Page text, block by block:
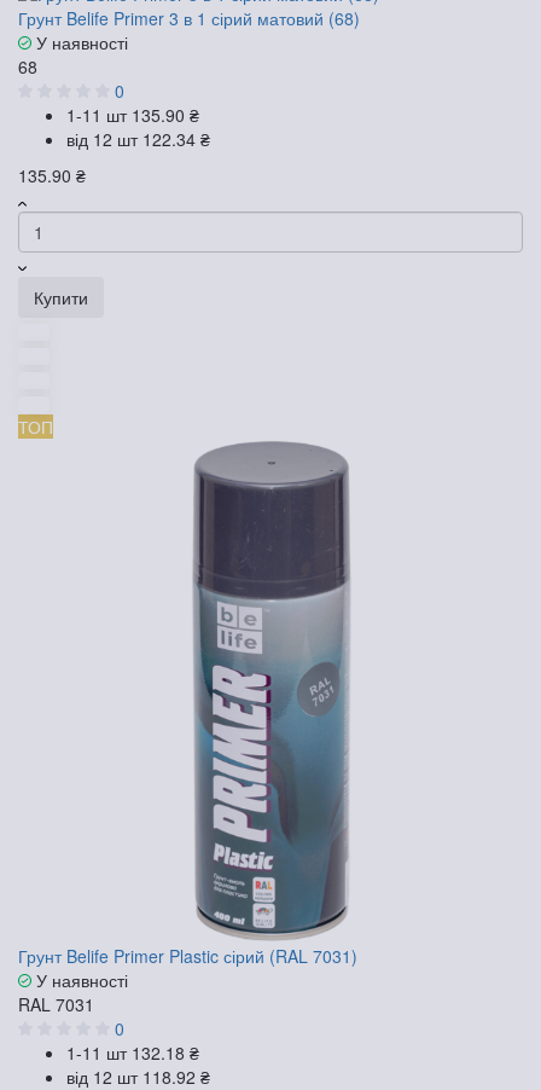
Грунт Belife Primer 3 в 1 сірий матовий (68)
У наявності
68
0
1-11 шт 135.90 ₴
від 12 шт 122.34 ₴
135.90 ₴
Купити
ТОП
Грунт Belife Primer Plastic сірий (RAL 7031)
У наявності
RAL 7031
0
1-11 шт 132.18 ₴
від 12 шт 118.92 ₴